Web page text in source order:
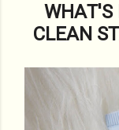
WHAT'S
CLEAN